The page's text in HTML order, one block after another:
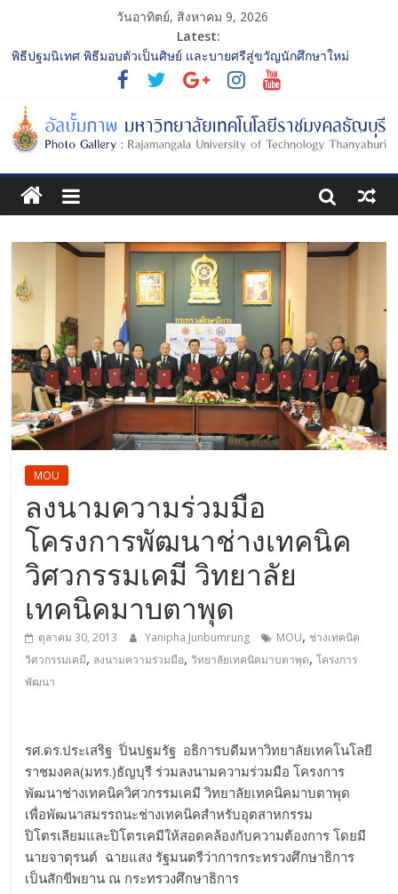
วันอาทิตย์, สิงหาคม 9, 2026
Latest:
พิธีปฐมนิเทศ พิธีมอบตัวเป็นศิษย์ และบายศรีสู่ขวัญนักศึกษาใหม่
ประจำปีการศึกษา 2568 รุ่นที่ 2
การประกวดทูตกิจกรรม ประจำปีการศึกษา 2568 “RMUTT Freshy
2025 Time to Nine-T”
โครงการแลกเปลี่ยนเรียนรู้บทบาทของกรรมการสภามหาวิทยาลัย
เทคโนโลยีราชมงคลธัญบุรี
รับน้องเข้าคณะศิลปกรรมศาสตร์ “โยนลูกรักษ์”
พิธีปฐมนิเทศ พิธีมอบตัวเป็นศิษย์ และบายศรีสู่ขวัญนักศึกษาใหม่
ประจำปีการศึกษา 2568 รุ่นที่ 3
MOU
ลงนามความร่วมมือ
โครงการพัฒนาช่างเทคนิค
วิศวกรรมเคมี วิทยาลัย
เทคนิคมาบตาพุด
ตุลาคม 30, 2013 Yanipha Junbumrung MOU, ช่างเทคนิค
วิศวกรรมเคมี, ลงนามความร่วมมือ,วิทยาลัยเทคนิคมาบตาพุด,โครงการ
พัฒนา
รศ.ดร.ประเสริฐ ปิ่นปฐมรัฐ อธิการบดีมหาวิทยาลัยเทคโนโลยี
ราชมงคล(มทร.)ธัญบุรี ร่วมลงนามความร่วมมือ โครงการ
พัฒนาช่างเทคนิควิศวกรรมเคมี วิทยาลัยเทคนิคมาบตาพุด
เพื่อพัฒนาสมรรถนะช่างเทคนิคสำหรับอุตสาหกรรม
ปิโตรเลียมและปิโตรเคมีให้สอดคล้องกับความต้องการ โดยมี
นายจาตุรนต์ ฉายแสง รัฐมนตรีว่าการกระทรวงศึกษาธิการ
เป็นสักขีพยาน ณ กระทรวงศึกษาธิการ